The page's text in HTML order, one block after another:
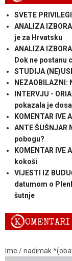
SVETE
ANALIZA
je za Hrvatsku
ANALIZA
Dok ne postanu
STUDIJA
INTERVJU -
pokazala je
KOMENTAR IVE
ANTE ŠUŠNJAR
pobogu?
KOMENTAR
kokoši
VIJESTI IZ
datumom o
šutnje
KOMENTARI
Ime / nadimak